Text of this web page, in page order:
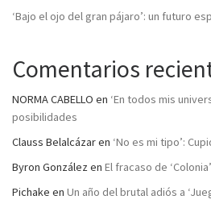
‘Bajo el ojo del gran pájaro’: un futuro
Comentarios
NORMA CABELLO en ‘En todos mis
posibilidades
Clauss Belalcázaren ‘No es mi tipo’:
Byron González en El fracaso de
Pichake en Un año del brutal adiós a